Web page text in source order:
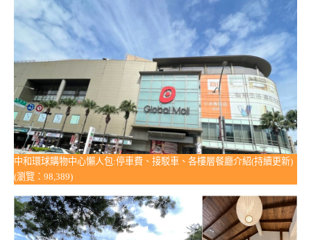
中和環球購物中心懶人包:停車費、接駁車、各樓層餐廳介紹(持續更新)
(瀏覽：98,389)